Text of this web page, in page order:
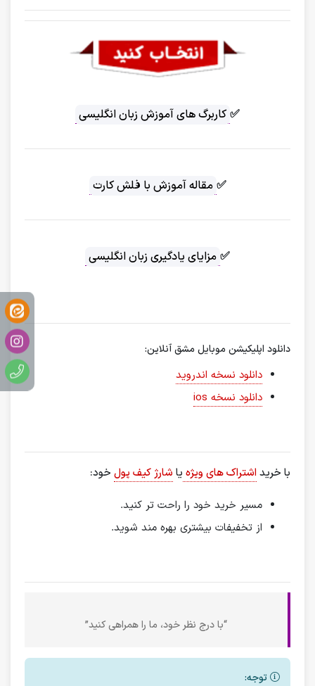
✅ کاربرگ های آموزش زبان انگلیسی
✅ مقاله آموزش با فلش کارت
✅ مزایای یادگیری زبان انگلیسی
دانلود اپلیکیشن موبایل مشق آنلاین:
دانلود نسخه اندروید
دانلود نسخه ios
با خرید اشتراک های ویژه یا شارژ کیف پول خود:
مسیر خرید خود را راحت تر کنید.
از تخفیفات بیشتری بهره مند شوید.
“با درج نظر خود، ما را همراهی کنید”
توجه: